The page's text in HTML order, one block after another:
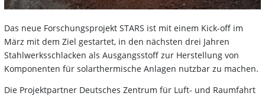
Das neue Forschungsprojekt STARS ist mit einem Kick-off im
März mit dem Ziel gestartet, in den nächsten drei Jahren
Stahlwerksschlacken als Ausgangsstoff zur Herstellung von
Komponenten für solarthermische Anlagen nutzbar zu machen.
Die Projektpartner Deutsches Zentrum für Luft- und Raumfahrt